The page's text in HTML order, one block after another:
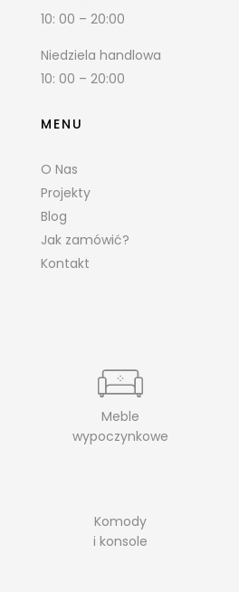
10: 00 – 20:00
Niedziela handlowa
10: 00 – 20:00
MENU
O Nas
Projekty
Blog
Jak zamówić?
Kontakt
Meble
wypoczynkowe
Komody
i konsole